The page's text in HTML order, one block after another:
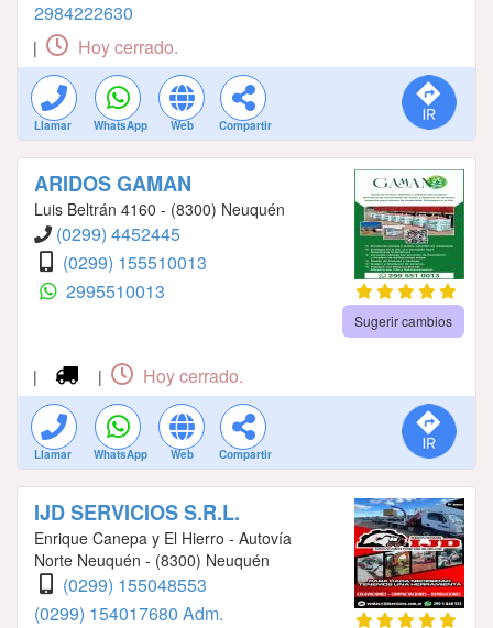
2984222630
| Hoy cerrado.
Llamar WhatsApp Web Compartir
ARIDOS GAMAN
Luis Beltrán 4160 - (8300) Neuquén
(0299) 4452445
(0299) 155510013
2995510013
Sugerir cambios
| | Hoy cerrado.
Llamar WhatsApp Web Compartir
IJD SERVICIOS S.R.L.
Enrique Canepa y El Hierro - Autovía
Norte Neuquén - (8300) Neuquén
(0299) 155048553
(0299) 154017680 Adm.